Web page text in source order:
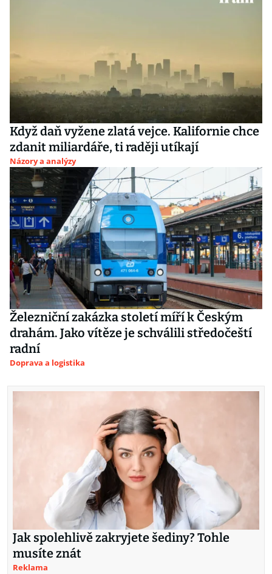
Když daň vyžene zlatá vejce. Kalifornie chce
zdanit miliardáře, ti raději utíkají
Názory a analýzy
Železniční zakázka století míří k Českým
drahám. Jako vítěze je schválili středočeští
radní
Doprava a logistika
Jak spolehlivě zakryjete šediny? Tohle
musíte znát
Reklama